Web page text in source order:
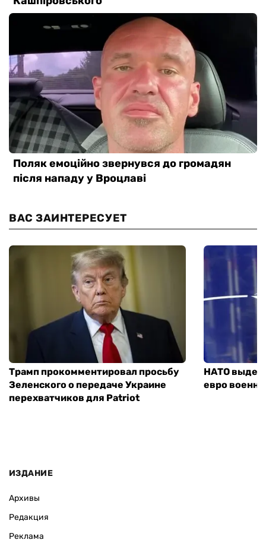
ВАС ЗАИНТЕРЕСУЕТ
Трамп прокомментировал просьбу
Зеленского о передаче Украине
перехватчиков для Patriot
НАТО
евро
ИЗДАНИЕ
Архивы
Редакция
Реклама